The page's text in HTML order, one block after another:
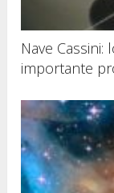
Nave
importante